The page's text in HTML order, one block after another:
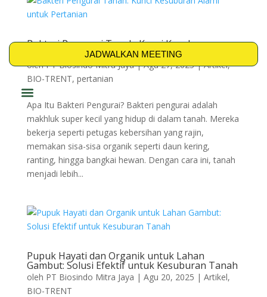
JADWALKAN MEETING
Bakteri Pengurai Tanah: Kunci Kesuburan
Alami untuk Pertanian
olehPT Biosindo Mitra Jaya|Agu 27, 2025|Artikel,
BIO-TRENT, pertanian
Apa Itu Bakteri Pengurai? Bakteri pengurai adalah
makhluk super kecil yang hidup di dalam tanah. Mereka
bekerja seperti petugas kebersihan yang rajin,
memakan sisa-sisa organik seperti daun kering,
ranting, hingga bangkai hewan. Dengan cara ini, tanah
menjadi lebih...
Pupuk Hayati dan Organik untuk Lahan
Gambut: Solusi Efektif untuk Kesuburan Tanah
oleh PT Biosindo Mitra Jaya | Agu 20, 2025 | Artikel,
BIO-TRENT